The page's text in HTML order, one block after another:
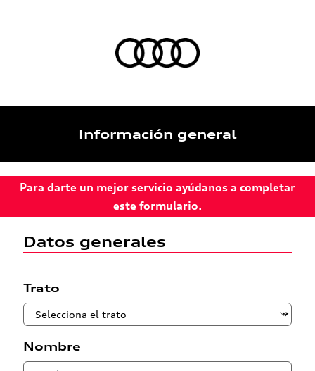
Información general
Para darte un mejor servicio ayúdanos a completar
este formulario.
Datos generales
Trato
Nombre